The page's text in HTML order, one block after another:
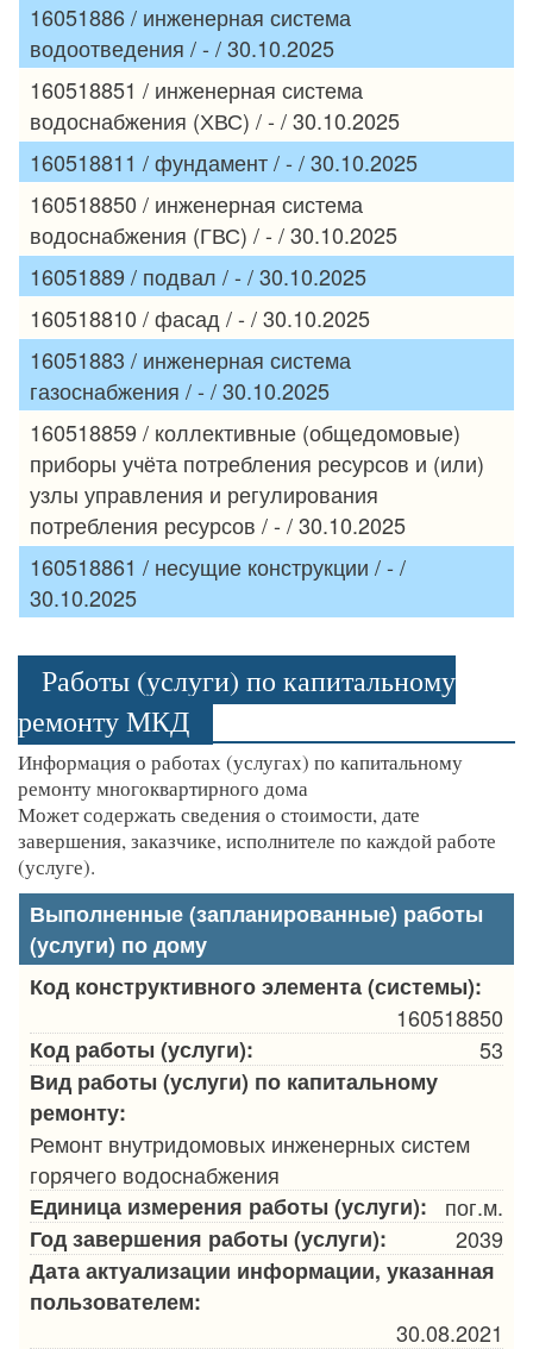
16051886 / инженерная система
водоотведения / - / 30.10.2025
160518851 / инженерная система
водоснабжения (ХВС) / - / 30.10.2025
160518811 / фундамент / - / 30.10.2025
160518850 / инженерная система
водоснабжения (ГВС) / - / 30.10.2025
16051889 / подвал / - / 30.10.2025
160518810 / фасад / - / 30.10.2025
16051883 / инженерная система
газоснабжения / - / 30.10.2025
160518859 / коллективные (общедомовые)
приборы учёта потребления ресурсов и (или)
узлы управления и регулирования
потребления ресурсов / - / 30.10.2025
160518861 / несущие конструкции / - /
30.10.2025
Работы (услуги) по капитальному
ремонту МКД
Информация о работах (услугах) по капитальному
ремонту многоквартирного дома
Может содержать сведения о стоимости, дате
завершения, заказчике, исполнителе по каждой работе
(услуге).
Выполненные (запланированные) работы
(услуги) по дому
Код конструктивного элемента (системы):
160518850
Код работы (услуги):
53
Вид работы (услуги) по капитальному
ремонту:
Ремонт внутридомовых инженерных систем
горячего водоснабжения
Единица измерения работы (услуги):
пог.м.
Год завершения работы (услуги):
2039
Дата актуализации информации, указанная
пользователем:
30.08.2021